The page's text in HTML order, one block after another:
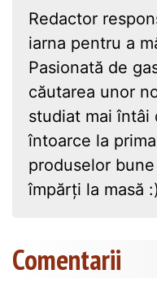
Redactor
iarna pentru a
Pasionată de
căutarea unor
studiat mai întâi
întoarce la
produselor
împărți la masă :)
Comentarii